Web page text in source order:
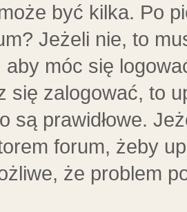
być kilka. Po
Jeżeli nie, to
móc się
się zalogować, to
są prawidłowe.
forum, żeby
że problem